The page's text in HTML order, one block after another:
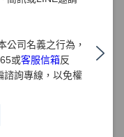
公司名義之行為，
或客服信箱反
諮詢專線，以免權
，以建置有效之管
工作，2021年12月
及2024年分別取得